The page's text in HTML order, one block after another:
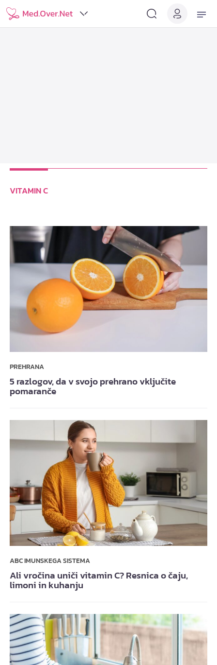
VITAMIN C
PREHRANA
5 razlogov, da v svojo prehrano vključite
pomaranče
ABC IMUNSKEGA SISTEMA
Ali vročina uniči vitamin C? Resnica o čaju,
limoni in kuhanju